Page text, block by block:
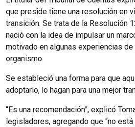
que preside tiene una resolución en
transición. Se trata de la Resolución
nació con la idea de impulsar un
motivado en algunas experiencias de
organismo.
Se estableció una forma para que
adoptarlo, lo hagan para una mejor
“Es una recomendación”, explicó
legisladores, agregando que “no